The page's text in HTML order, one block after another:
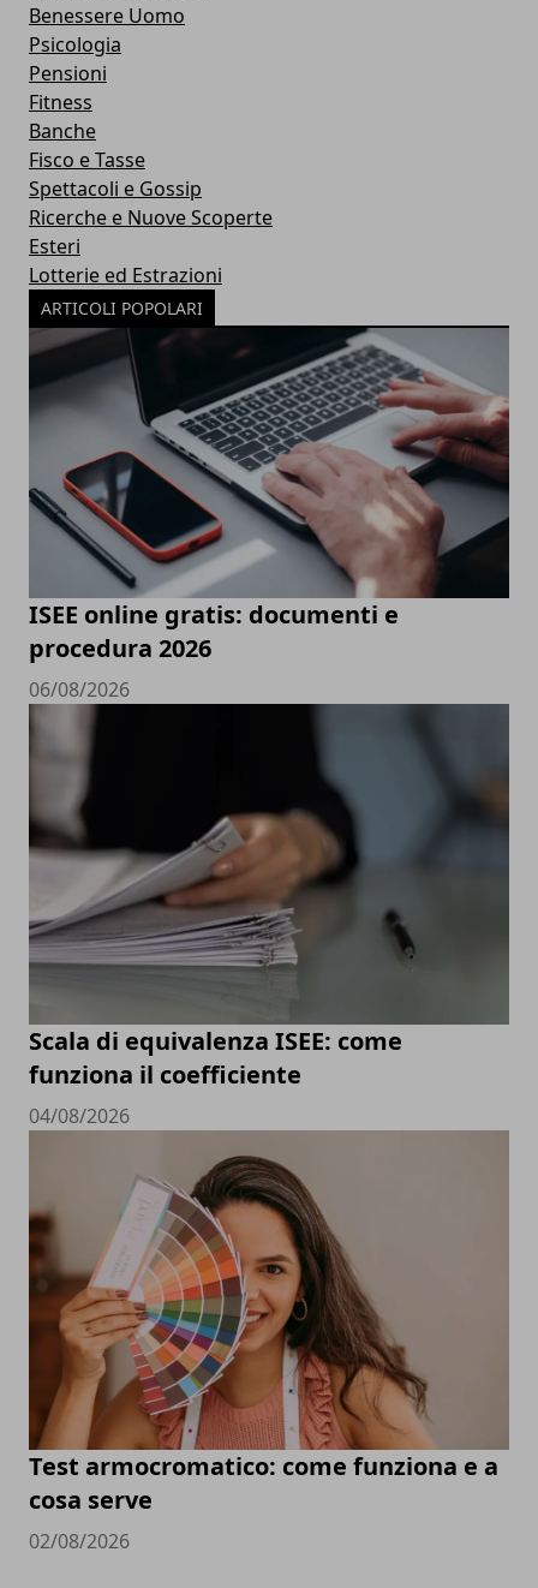
Benessere Uomo
Psicologia
Pensioni
Fitness
Banche
Fisco e Tasse
Spettacoli e Gossip
Ricerche e Nuove Scoperte
Esteri
Lotterie ed Estrazioni
ARTICOLI POPOLARI
ISEE online gratis: documenti e
procedura 2026
06/08/2026
Scala di equivalenza ISEE: come
funziona il coefficiente
04/08/2026
Test armocromatico: come funziona e a
cosa serve
02/08/2026